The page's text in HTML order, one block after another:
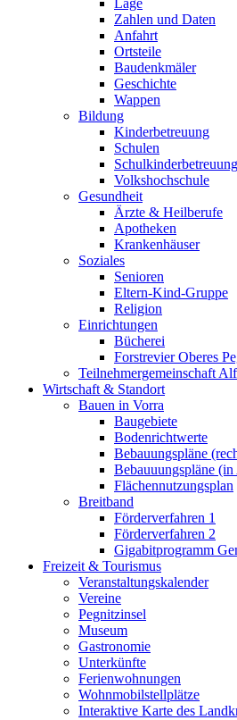
Lage
Zahlen und Daten
Anfahrt
Ortsteile
Baudenkmäler
Geschichte
Wappen
Bildung
Kinderbetreuung
Schulen
Schulkinderbetreuung
Volkshochschule
Gesundheit
Ärzte & Heilberufe
Apotheken
Krankenhäuser
Soziales
Senioren
Eltern-Kind-Gruppe
Religion
Einrichtungen
Bücherei
Forstrevier Oberes
Teilnehmergemeinschaft
Wirtschaft & Standort
Bauen in Vorra
Baugebiete
Bodenrichtwerte
Bebauungspläne
Bebauuungspläne
Flächennutzungsplan
Breitband
Förderverfahren 1
Förderverfahren 2
Gigabitprogramm
Freizeit & Tourismus
Veranstaltungskalender
Vereine
Pegnitzinsel
Museum
Gastronomie
Unterkünfte
Ferienwohnungen
Wohnmobilstellplätze
Interaktive Karte des